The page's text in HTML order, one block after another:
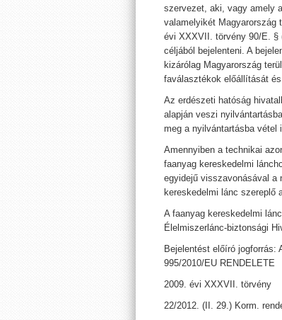
szervezet, aki, vagy amely
valamelyikét Magyarország
évi XXXVII. törvény 90/E. §
céljából bejelenteni. A
kizárólag Magyarország
faválasztékok előállítását
Az erdészeti hatóság
alapján veszi
meg a nyilvántartásba vétel
Amennyiben a technikai
faanyag kereskedelmi
egyidejű visszavonásával a
kereskedelmi lánc szereplő
A faanyag kereskedelmi
Élelmiszerlánc-biztonsági
Bejelentést előíró jogforrás:
995/2010/EU RENDELETE
2009. évi XXXVII. törvény
22/2012. (II. 29.) Korm.